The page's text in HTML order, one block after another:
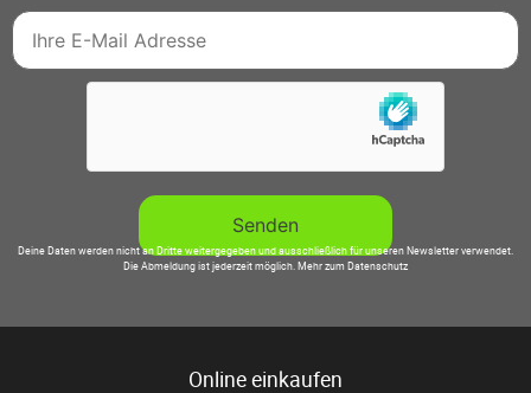
Deine Daten werden nicht an Dritte weitergegeben und ausschließlich für unseren Newsletter verwendet.
Die Abmeldung ist jederzeit möglich.Mehr zum Datenschutz
Online einkaufen